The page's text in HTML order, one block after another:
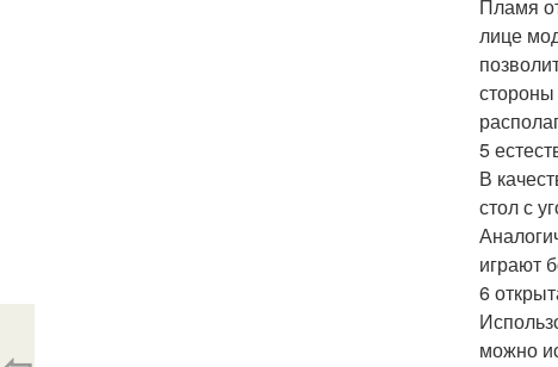
Пламя
лице
5
В
стол с
играют
6
можно